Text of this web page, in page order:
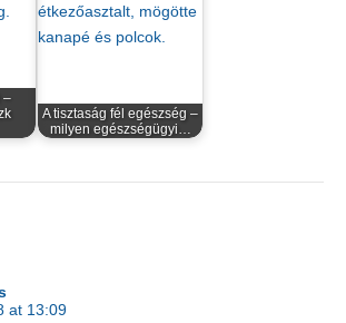
–
A tisztaság fél egészség –
milyen egészségügyi…
at 13:09